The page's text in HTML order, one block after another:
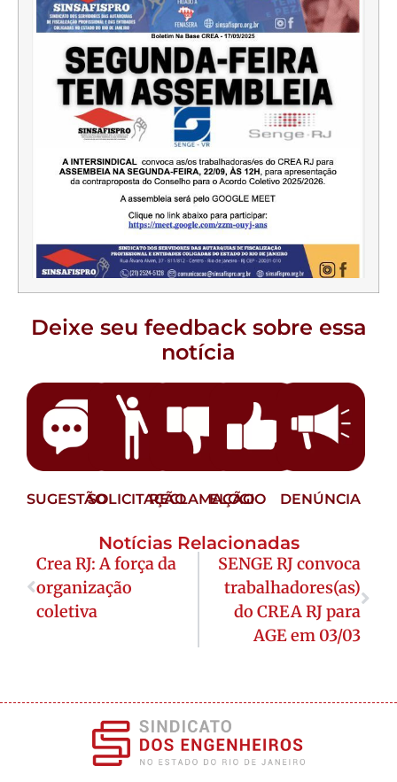
Deixe seu feedback sobre essa
notícia
SUGESTÃOSOLICITAÇÃORECLAMAÇÃO
ELOGIO DENÚNCIA
Notícias Relacionadas
Crea RJ: A força da
organização
coletiva
SENGE RJ convoca
trabalhadores(as)
do CREA RJ para
AGE em 03/03